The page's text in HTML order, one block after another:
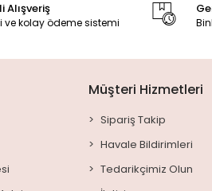
Alışveriş
ve kolay ödeme sistemi
Müşteri Hizmetleri
Sipariş Takip
Havale Bildirimleri
Tedarikçimiz Olun